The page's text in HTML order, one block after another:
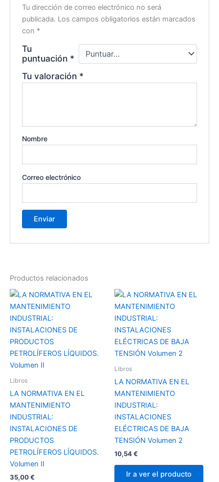
Tu dirección de correo electrónico no será
publicada. Los campos obligatorios están marcados
con *
Tu
puntuación *
Tu valoración *
Nombre
Correo electrónico
Productos relacionados
Libros
LA NORMATIVA EN EL
MANTENIMIENTO
INDUSTRIAL:
INSTALACIONES DE
PRODUCTOS
PETROLÍFEROS LÍQUIDOS.
Volumen II
35,00€
Libros
LA NORMATIVA EN EL
MANTENIMIENTO
INDUSTRIAL:
INSTALACIONES
ELÉCTRICAS DE BAJA
TENSIÓN Volumen 2
10,54€
Ir a ver el producto